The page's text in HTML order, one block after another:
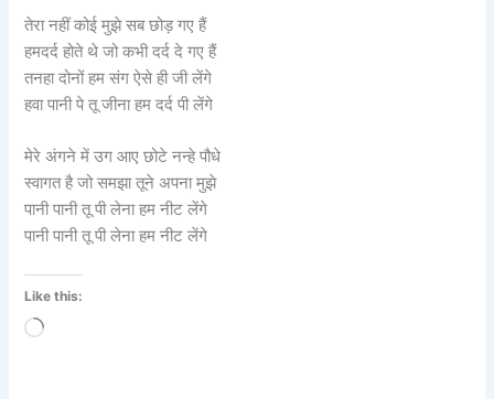
तेरा नहीं कोई मुझे सब छोड़ गए हैं
हमदर्द होते थे जो कभी दर्द दे गए हैं
तनहा दोनों हम संग ऐसे ही जी लेंगे
हवा पानी पे तू जीना हम दर्द पी लेंगे
मेरे अंगने में उग आए छोटे नन्हे पौधे
स्वागत है जो समझा तूने अपना मुझे
पानी पानी तू पी लेना हम नीट लेंगे
पानी पानी तू पी लेना हम नीट लेंगे
Like this:
Loading…